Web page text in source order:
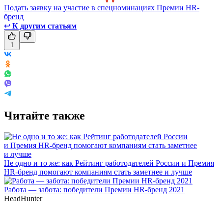
Подать заявку на участие в спецноминациях Премии HR-
бренд
↩ К другим статьям
1
Читайте также
Не одно и то же: как Рейтинг работодателей России и Премия
HR-бренд помогают компаниям стать заметнее и лучше
Работа — забота: победители Премии HR-бренд 2021
HeadHunter